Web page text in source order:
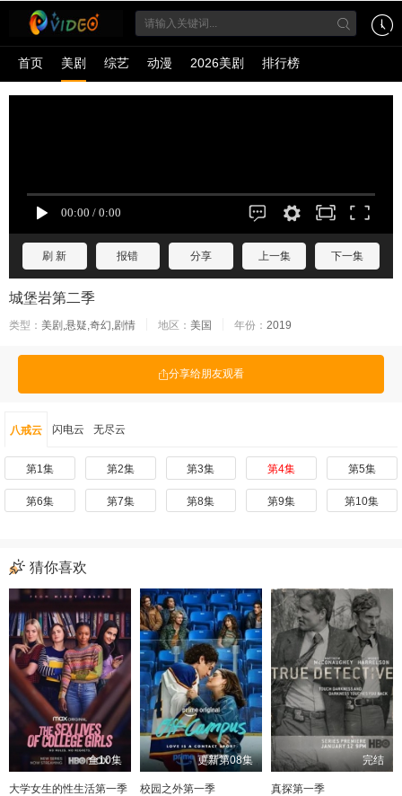
首页 美剧 综艺 动漫 2026美剧 排行榜
刷 新 报错 分享 上一集 下一集
城堡岩第二季
类型： 美剧,悬疑,奇幻,剧情 地区： 美国 年份： 2019
分享给朋友观看
八戒云 闪电云 无尽云
第1集 第2集 第3集 第4集 第5集
第6集 第7集 第8集 第9集 第10集
猜你喜欢
全10集
大学女生的性生活第一季
更新第08集
校园之外第一季
完结
真探第一季